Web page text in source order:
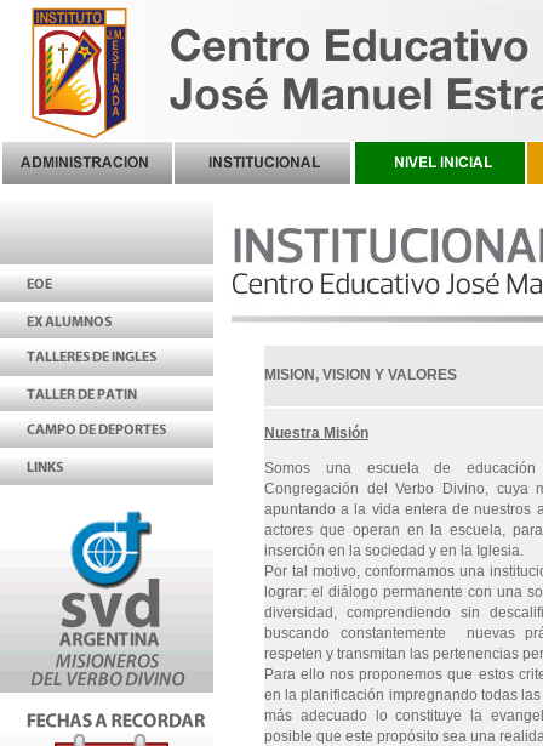
MISION, VISION Y VALORES
Nuestra Misión
Somos una escuela de
Congregación del Verbo Divino, cuya
apuntando a la vida entera de nuestros
actores que operan en la escuela,
inserción en la sociedad y en la Iglesia.
Por tal motivo, conformamos una
lograr: el diálogo permanente con una
diversidad, comprendiendo sin
buscando constantemente nuevas
respeten y transmitan las pertenencias
Para ello nos proponemos que estos
en la planificación impregnando todas
más adecuado lo constituye la
posible que este propósito sea una